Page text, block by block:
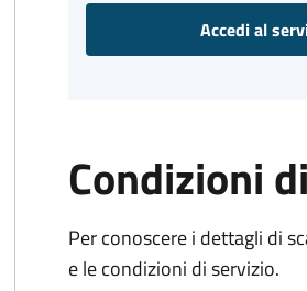
Accedi al
Condizioni
Per conoscere i dettagli di
e le condizioni di servizio.